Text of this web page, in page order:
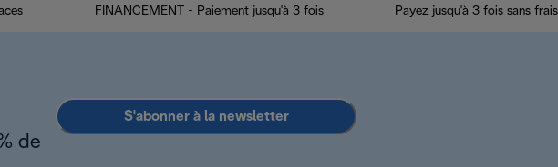
FINANCEMENT - Paiement jusqu'à 3 fois Payez jusqu'à 3 fois sans frais
de
S'abonner à la newsletter